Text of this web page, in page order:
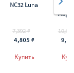
NC32 Luna
7,392 ₽
4,805 ₽
Купить
NC33